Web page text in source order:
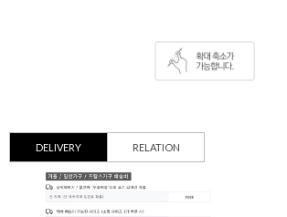
DELIVERY RELATION